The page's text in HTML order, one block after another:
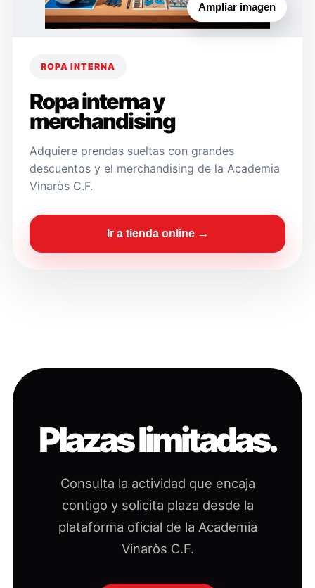
Ampliar imagen
ROPA INTERNA
Ropa interna y
merchandising
Adquiere prendas sueltas con grandes
descuentos y el merchandising de la Academia
Vinaròs C.F.
Ir a tienda online →
Plazas limitadas.
Consulta la actividad que encaja
contigo y solicita plaza desde la
plataforma oficial de la Academia
Vinaròs C.F.